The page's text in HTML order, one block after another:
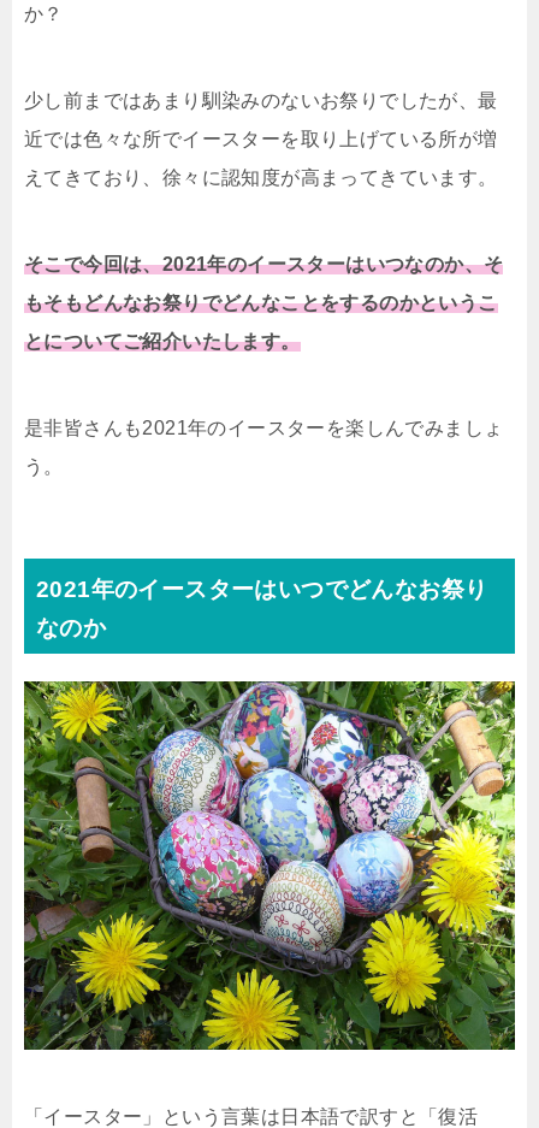
か？
少し前まではあまり馴染みのないお祭りでしたが、最
近では色々な所でイースターを取り上げている所が増
えてきており、徐々に認知度が高まってきています。
そこで今回は、2021年のイースターはいつなのか、そ
もそもどんなお祭りでどんなことをするのかというこ
とについてご紹介いたします。
是非皆さんも2021年のイースターを楽しんでみましょ
う。
2021年のイースターはいつでどんなお祭り
なのか
「イースター」という言葉は日本語で訳すと「復活